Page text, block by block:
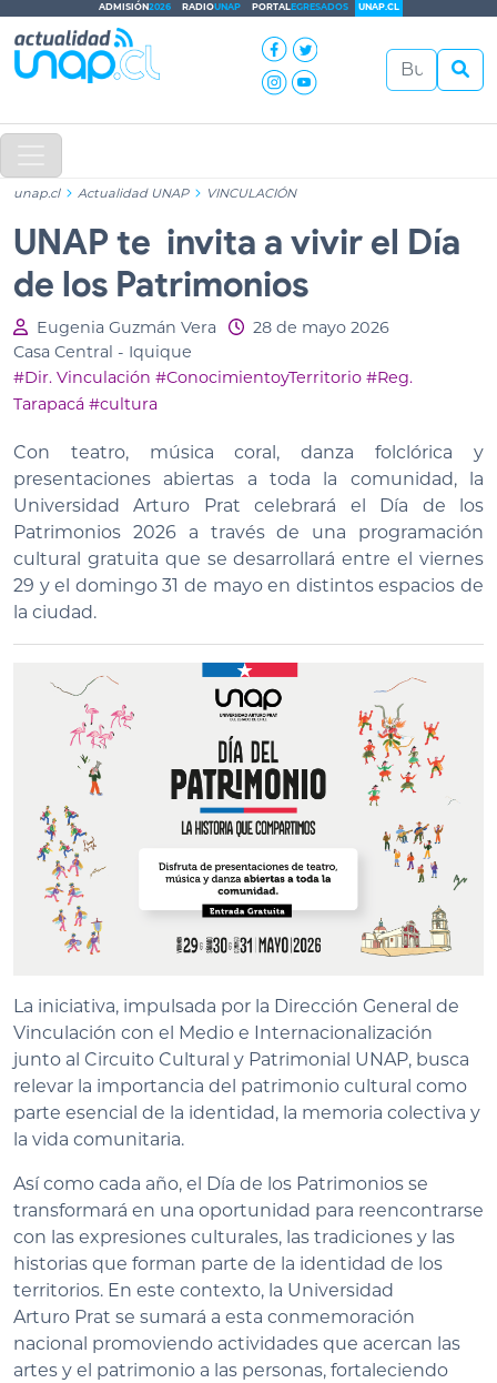
ADMISIÓN2026 RADIOUNAP PORTALEGRESADOS UNAP.CL
unap.cl Actualidad UNAP VINCULACIÓN
UNAP te invita a vivir el Día
de los Patrimonios
Eugenia Guzmán Vera
28 de mayo 2026
Casa Central - Iquique
#Dir. Vinculación #ConocimientoyTerritorio #Reg.
Tarapacá #cultura
Con teatro, música coral, danza folclórica y
presentaciones abiertas a toda la comunidad, la
Universidad Arturo Prat celebrará el Día de los
Patrimonios 2026 a través de una programación
cultural gratuita que se desarrollará entre el viernes
29 y el domingo 31 de mayo en distintos espacios de
la ciudad.
La iniciativa, impulsada por la Dirección General de
Vinculación con el Medio e Internacionalización
junto al Circuito Cultural y Patrimonial UNAP, busca
relevar la importancia del patrimonio cultural como
parte esencial de la identidad, la memoria colectiva y
la vida comunitaria.
Así como cada año, el Día de los Patrimonios se
transformará en una oportunidad para reencontrarse
con las expresiones culturales, las tradiciones y las
historias que forman parte de la identidad de los
territorios. En este contexto, la Universidad
Arturo Prat se sumará a esta conmemoración
nacional promoviendo actividades que acercan las
artes y el patrimonio a las personas, fortaleciendo